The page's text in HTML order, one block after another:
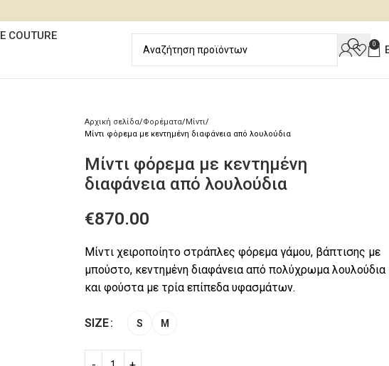
COUTURE
0
Αρχική σελίδα Φορέματα Μίντι
Μίντι φόρεμα με κεντημένη διαφάνεια από λουλούδια
Μίντι φόρεμα με κεντημένη
διαφάνεια από λουλούδια
€870.00
Μίντι χειροποίητο στράπλες φόρεμα γάμου, βάπτισης με
μπούστο, κεντημένη διαφάνεια από πολύχρωμα λουλούδια
και φούστα με τρία επίπεδα υφασμάτων.
SIZE S M